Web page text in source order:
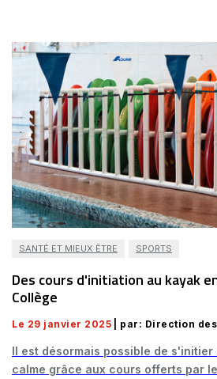
SANTÉ ET MIEUX ÊTRE SPORTS
Des cours d'initiation au kayak
Collège
Le 29 janvier 2025 | par: Direction
Il est désormais possible de s'initier
calme grâce aux cours offerts par